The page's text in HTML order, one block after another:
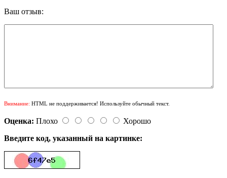
Ваш отзыв:
Внимание: HTML не поддерживается! Используйте обычный текст.
Оценка: Плохо
Хорошо
Введите код, указанный на картинке: